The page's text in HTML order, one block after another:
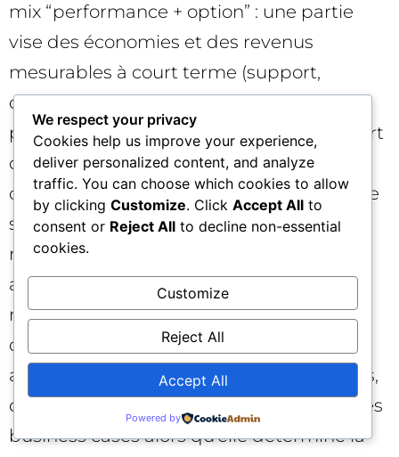
mix “performance + option” : une partie
vise des économies et des revenus
mesurables à court terme (support,
conversions assistées), l’autre achète une
position dans le canal qui captera une part
croissante de la demande. Cadrez des
objectifs trimestriels concrets : nombre de
sujets où devenir “source canonique”,
réduction cible du coût de support,
augmentation visée des recherches de
marque, délais de rafraîchissement des
données dans les réponses IA. Clarifiez
aussi la ligne “risque évité” (erreurs, litiges,
désinformation), trop souvent absente des
business cases alors qu’elle détermine la
We respect your privacy
Cookies help us improve your experience,
deliver personalized content, and analyze
traffic. You can choose which cookies to allow
by clicking Customize. Click Accept All to
consent or Reject All to decline non-essential
cookies.
Customize
Reject All
Accept All
Powered by